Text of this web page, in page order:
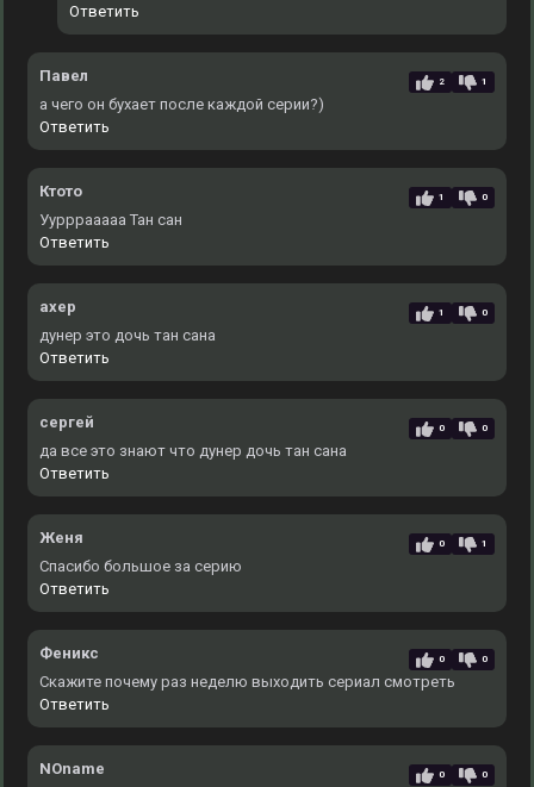
Ответить
Павел 2 1
а чего он бухает после каждой серии?)
Ответить
Ктото 1 0
Уурррааааа Тан сан
Ответить
ахер 1 0
дунер это дочь тан сана
Ответить
сергей 0 0
да все это знают что дунер дочь тан сана
Ответить
Женя 0 1
Спасибо большое за серию
Ответить
Феникс 0 0
Скажите почему раз неделю выходить сериал смотреть
Ответить
NOname 0 0